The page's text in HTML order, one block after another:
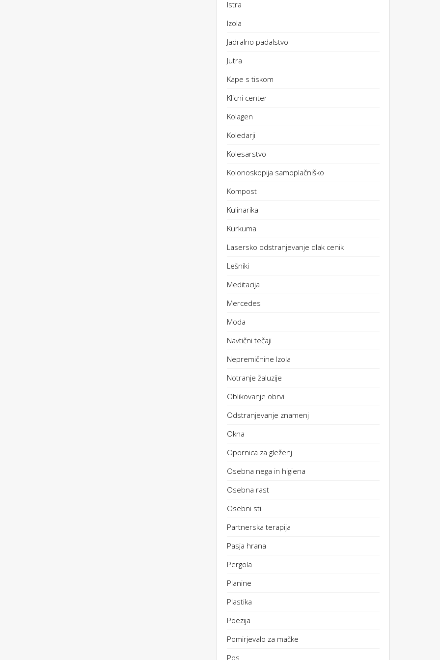
Istra
Izola
Jadralno padalstvo
Jutra
Kape s tiskom
Klicni center
Kolagen
Koledarji
Kolesarstvo
Kolonoskopija samoplačniško
Kompost
Kulinarika
Kurkuma
Lasersko odstranjevanje dlak cenik
Lešniki
Meditacija
Mercedes
Moda
Navtični tečaji
Nepremičnine Izola
Notranje žaluzije
Oblikovanje obrvi
Odstranjevanje znamenj
Okna
Opornica za gleženj
Osebna nega in higiena
Osebna rast
Osebni stil
Partnerska terapija
Pasja hrana
Pergola
Planine
Plastika
Poezija
Pomirjevalo za mačke
Pos